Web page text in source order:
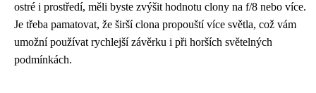
ostré i prostředí, měli byste zvýšit hodnotu clony na f/8 nebo více.
Je třeba pamatovat, že širší clona propouští více světla, což vám
umožní používat rychlejší závěrku i při horších světelných
podmínkách.